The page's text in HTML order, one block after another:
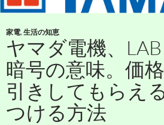
家電,生活の知恵
ヤマダ電機、
暗号の意味。価
引きしてもらえ
つける方法